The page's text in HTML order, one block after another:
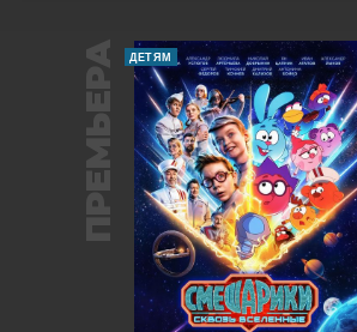
ПРЕМЬЕРА ДЕТЯМ